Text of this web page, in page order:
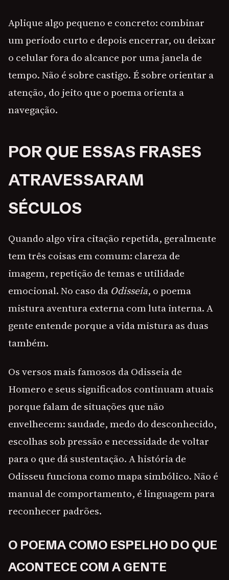
Aplique algo pequeno e concreto: combinar
um período curto e depois encerrar, ou deixar
o celular fora do alcance por uma janela de
tempo. Não é sobre castigo. É sobre orientar a
atenção, do jeito que o poema orienta a
navegação.
POR QUE ESSAS FRASES
ATRAVESSARAM
SÉCULOS
Quando algo vira citação repetida, geralmente
tem três coisas em comum: clareza de
imagem, repetição de temas e utilidade
emocional. No caso da Odisseia, o poema
mistura aventura externa com luta interna. A
gente entende porque a vida mistura as duas
também.
Os versos mais famosos da Odisseia de
Homero e seus significados continuam atuais
porque falam de situações que não
envelhecem: saudade, medo do desconhecido,
escolhas sob pressão e necessidade de voltar
para o que dá sustentação. A história de
Odisseu funciona como mapa simbólico. Não é
manual de comportamento, é linguagem para
reconhecer padrões.
O POEMA COMO ESPELHO DO QUE
ACONTECE COM A GENTE